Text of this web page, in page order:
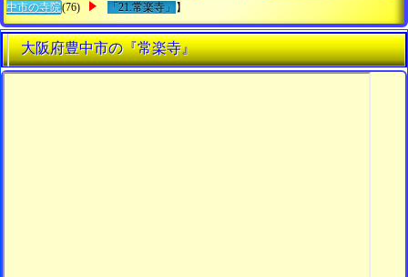
中市の寺院(76) 「21.常楽寺」 】
大阪府豊中市の『常楽寺』